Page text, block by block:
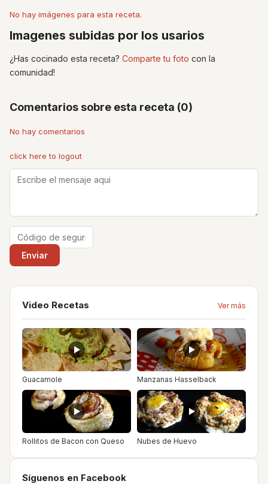
No hay imágenes para esta receta.
Imagenes subidas por los usarios
¿Has cocinado esta receta? Comparte tu foto con la
comunidad!
Comentarios sobre esta receta (0)
No hay comentarios
click here to logout
Video Recetas Ver más
Guacamole Manzanas Hasselback
Rollitos de Bacon con Queso Nubes de Huevo
Síguenos en Facebook